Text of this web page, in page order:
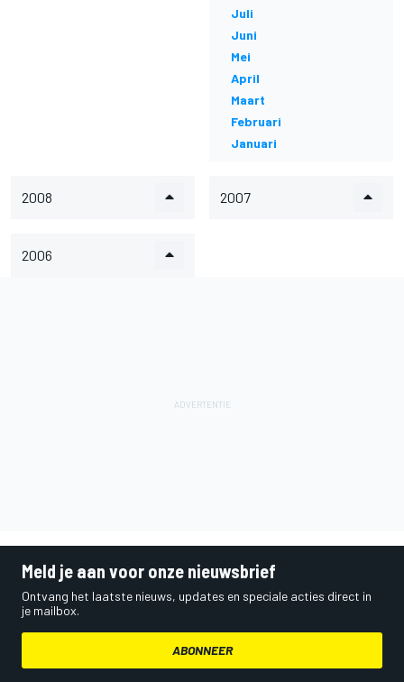
Juli
Juni
Mei
April
Maart
Februari
Januari
2008 2007
2006
Meld je aan voor onze nieuwsbrief
Ontvang het laatste nieuws, updates en speciale acties direct in
je mailbox.
ABONNEER